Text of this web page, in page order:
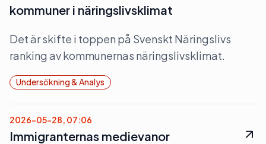
kommuner i näringslivsklimat
Det är skifte i toppen på Svenskt Näringslivs
ranking av kommunernas näringslivsklimat.
Undersökning & Analys
2026-05-28, 07:06
Immigranternas medievanor